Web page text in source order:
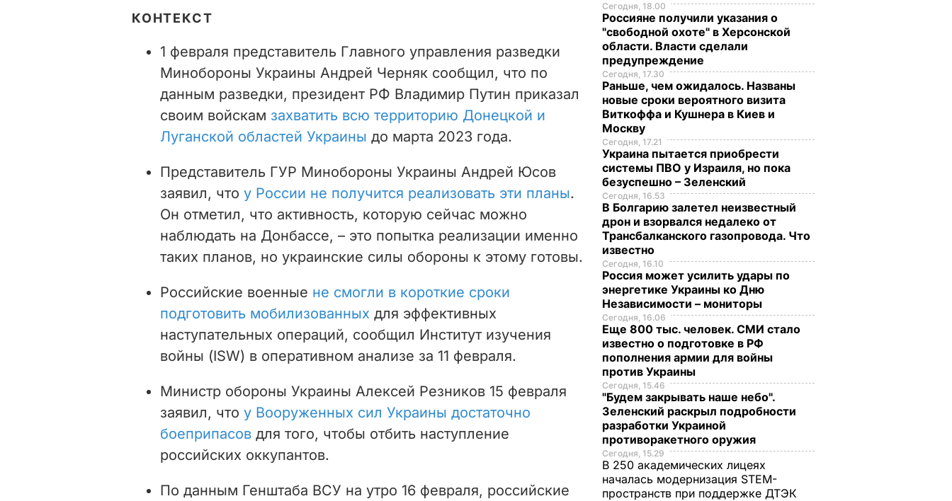
КОНТЕКСТ
1 февраля представитель Главного управления разведки
Минобороны Украины Андрей Черняк сообщил, что по
данным разведки, президент РФ Владимир Путин приказал
своим войскам захватить всю территорию Донецкой и
Луганской областей Украины до марта 2023 года.
Представитель ГУР Минобороны Украины Андрей Юсов
заявил, что у России не получится реализовать эти планы.
Он отметил, что активность, которую сейчас можно
наблюдать на Донбассе, – это попытка реализации именно
таких планов, но украинские силы обороны к этому готовы.
Российские военные не смогли в короткие сроки
подготовить мобилизованных для эффективных
наступательных операций, сообщил Институт изучения
войны (ISW) в оперативном анализе за 11 февраля.
Министр обороны Украины Алексей Резников 15 февраля
заявил, что у Вооруженных сил Украины достаточно
боеприпасов для того, чтобы отбить наступление
российских оккупантов.
По данным Генштаба ВСУ на утро 16 февраля, российские
Сегодня, 18.00
Россияне получили указания о
"свободной охоте" в Херсонской
области. Власти сделали
предупреждение
Сегодня, 17.30
Раньше, чем ожидалось. Названы
новые сроки вероятного визита
Виткоффа и Кушнера в Киев и
Москву
Сегодня, 17.21
Украина пытается приобрести
системы ПВО у Израиля, но пока
безуспешно – Зеленский
Сегодня, 16.53
В Болгарию залетел неизвестный
дрон и взорвался недалеко от
Трансбалканского газопровода. Что
известно
Сегодня, 16.10
Россия может усилить удары по
энергетике Украины ко Дню
Независимости – мониторы
Сегодня, 16.06
Еще 800 тыс. человек. СМИ стало
известно о подготовке в РФ
пополнения армии для войны
против Украины
Сегодня, 15.46
"Будем закрывать наше небо".
Зеленский раскрыл подробности
разработки Украиной
противоракетного оружия
Сегодня, 15.29
В 250 академических лицеях
началась модернизация STEM-
пространств при поддержке ДТЭК​